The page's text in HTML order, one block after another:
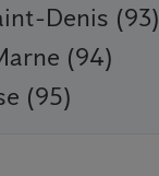
Denis (93)
(94)
(95)